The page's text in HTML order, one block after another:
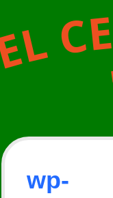
L CE
wp-